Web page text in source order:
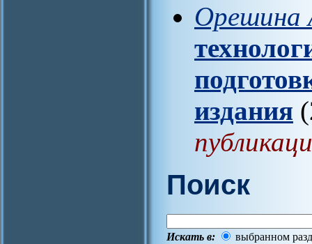
Орешина
издания
Поиск
Искать в:
выбранном